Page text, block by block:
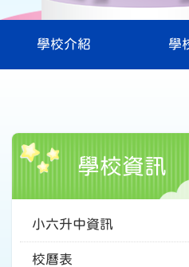
學校介紹 學
學校資訊
小六升中資訊
校曆表